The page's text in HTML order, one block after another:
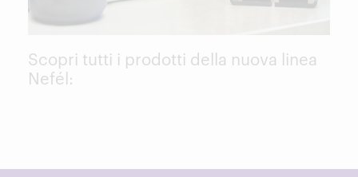
Scopri tutti i prodotti della nuova linea
Nefél: